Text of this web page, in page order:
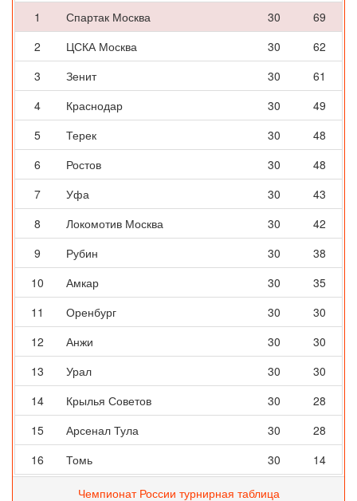
1
Спартак Москва 30
69
2
ЦСКА Москва 30
62
3
Зенит 30
61
4
Краснодар 30
49
5
Терек 30
48
6
Ростов 30
48
7
Уфа 30
43
8
Локомотив Москва 30
42
9
Рубин 30
38
10
Амкар 30
35
11
Оренбург 30
30
12
Анжи 30
30
13
Урал 30
30
14
Крылья Советов 30
28
15
Арсенал Тула 30
28
16
Томь 30 14
Чемпионат России турнирная таблица